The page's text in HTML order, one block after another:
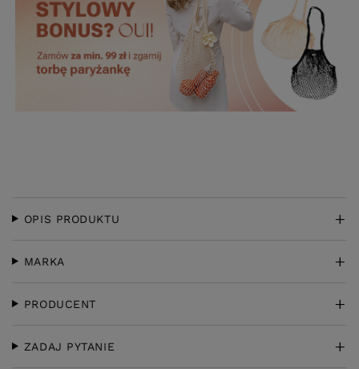
OPIS PRODUKTU
MARKA
PRODUCENT
ZADAJ PYTANIE